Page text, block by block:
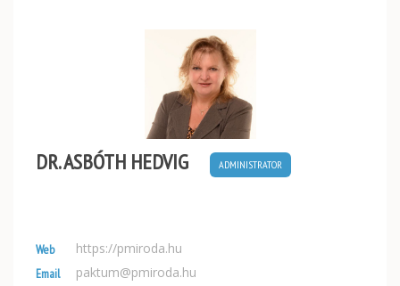
DR. ASBÓTH HEDVIG ADMINISTRATOR
Web https://pmiroda.hu
Email paktum@pmiroda.hu